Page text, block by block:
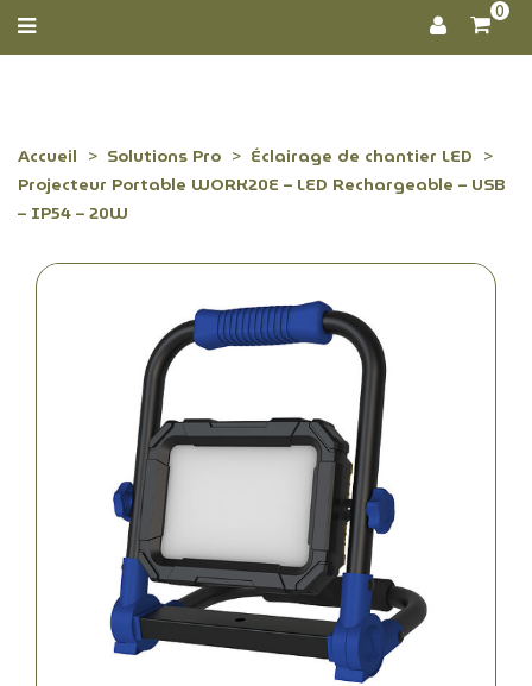
0
Accueil Solutions Pro
Éclairage de chantier LED
Projecteur Portable WORK20E – LED Rechargeable – USB
– IP54 – 20W